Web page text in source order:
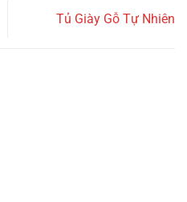
Tủ Giày Gỗ Tự Nhiên